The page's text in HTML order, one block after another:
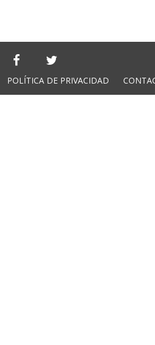
POLÍTICA DE PRIVACIDAD